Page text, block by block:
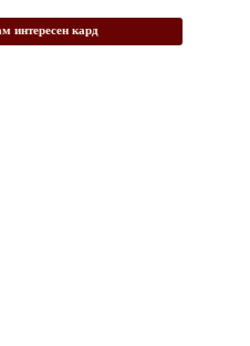
интересен кард